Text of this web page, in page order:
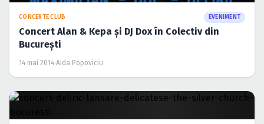
CONCERTE CLUB EVENIMENT
Concert Alan & Kepa şi DJ Dox în Colectiv din
Bucureşti
14 mai 2014·Aida Popoviciu